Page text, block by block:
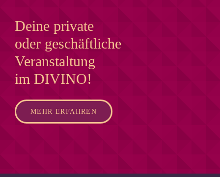
Deine private
oder geschäftliche
Veranstaltung
im DIVINO!
MEHR ERFAHREN